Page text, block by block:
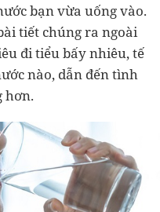
bạn vừa uống vào.
tiết chúng ra ngoài
đi tiểu bấy nhiêu, tế
nào, dẫn đến tình
hơn.